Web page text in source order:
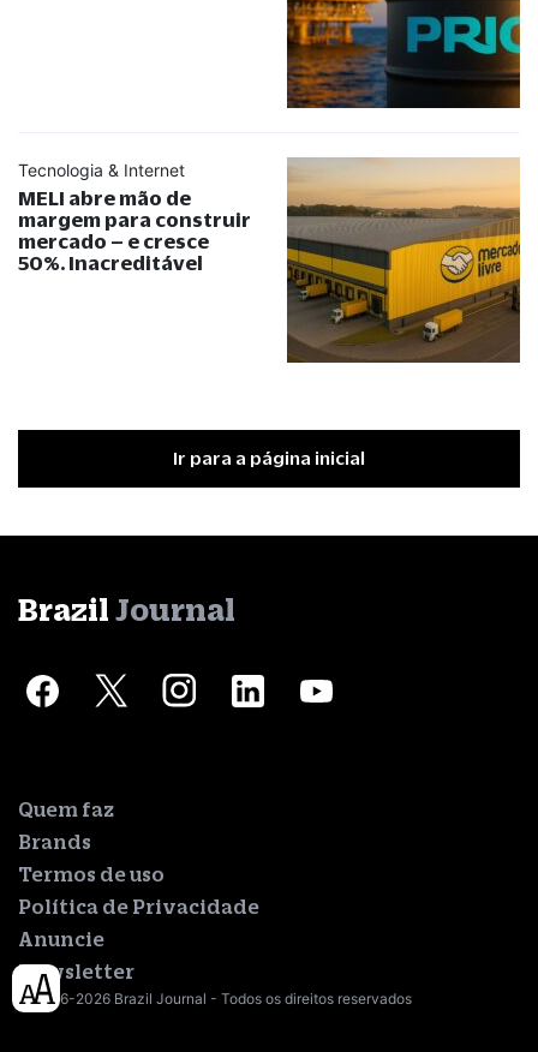
Tecnologia & Internet
MELI abre mão de
margem para construir
mercado – e cresce
50%. Inacreditável
Ir para a página inicial
Brazil Journal
Quem faz
Brands
Termos de uso
Política de Privacidade
Anuncie
Newsletter
© 2016-2026 Brazil Journal - Todos os direitos reservados